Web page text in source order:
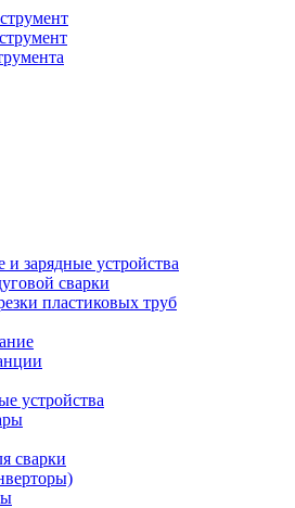
зарядные устройства
сварки
пластиковых труб
устройства
сварки